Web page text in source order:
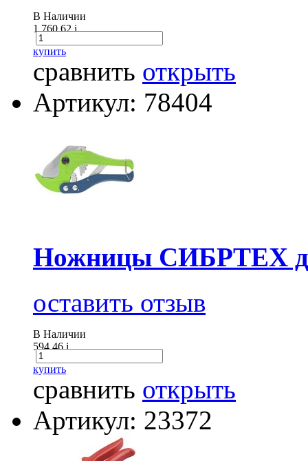
В Наличии
1 760.62i
купить
сравнить открыть
Артикул: 78404
Ножницы СИБРТЕХ
оставить отзыв
В Наличии
594.46i
купить
сравнить открыть
Артикул: 23372